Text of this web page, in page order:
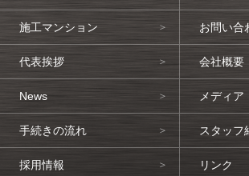
施工マンション お問い合
代表挨拶 会社概要
News メディア
手続きの流れ スタッフ
採用情報 リンク